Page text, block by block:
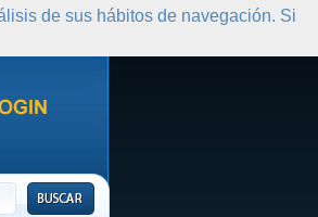
de sus hábitos de navegación. Si